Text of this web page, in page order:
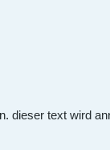
dieser text wird